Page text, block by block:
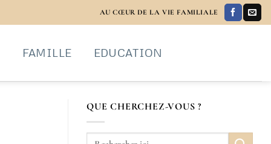
AU CŒUR DE LA VIE FAMILIALE
FAMILLE EDUCATION
QUE CHERCHEZ-VOUS ?